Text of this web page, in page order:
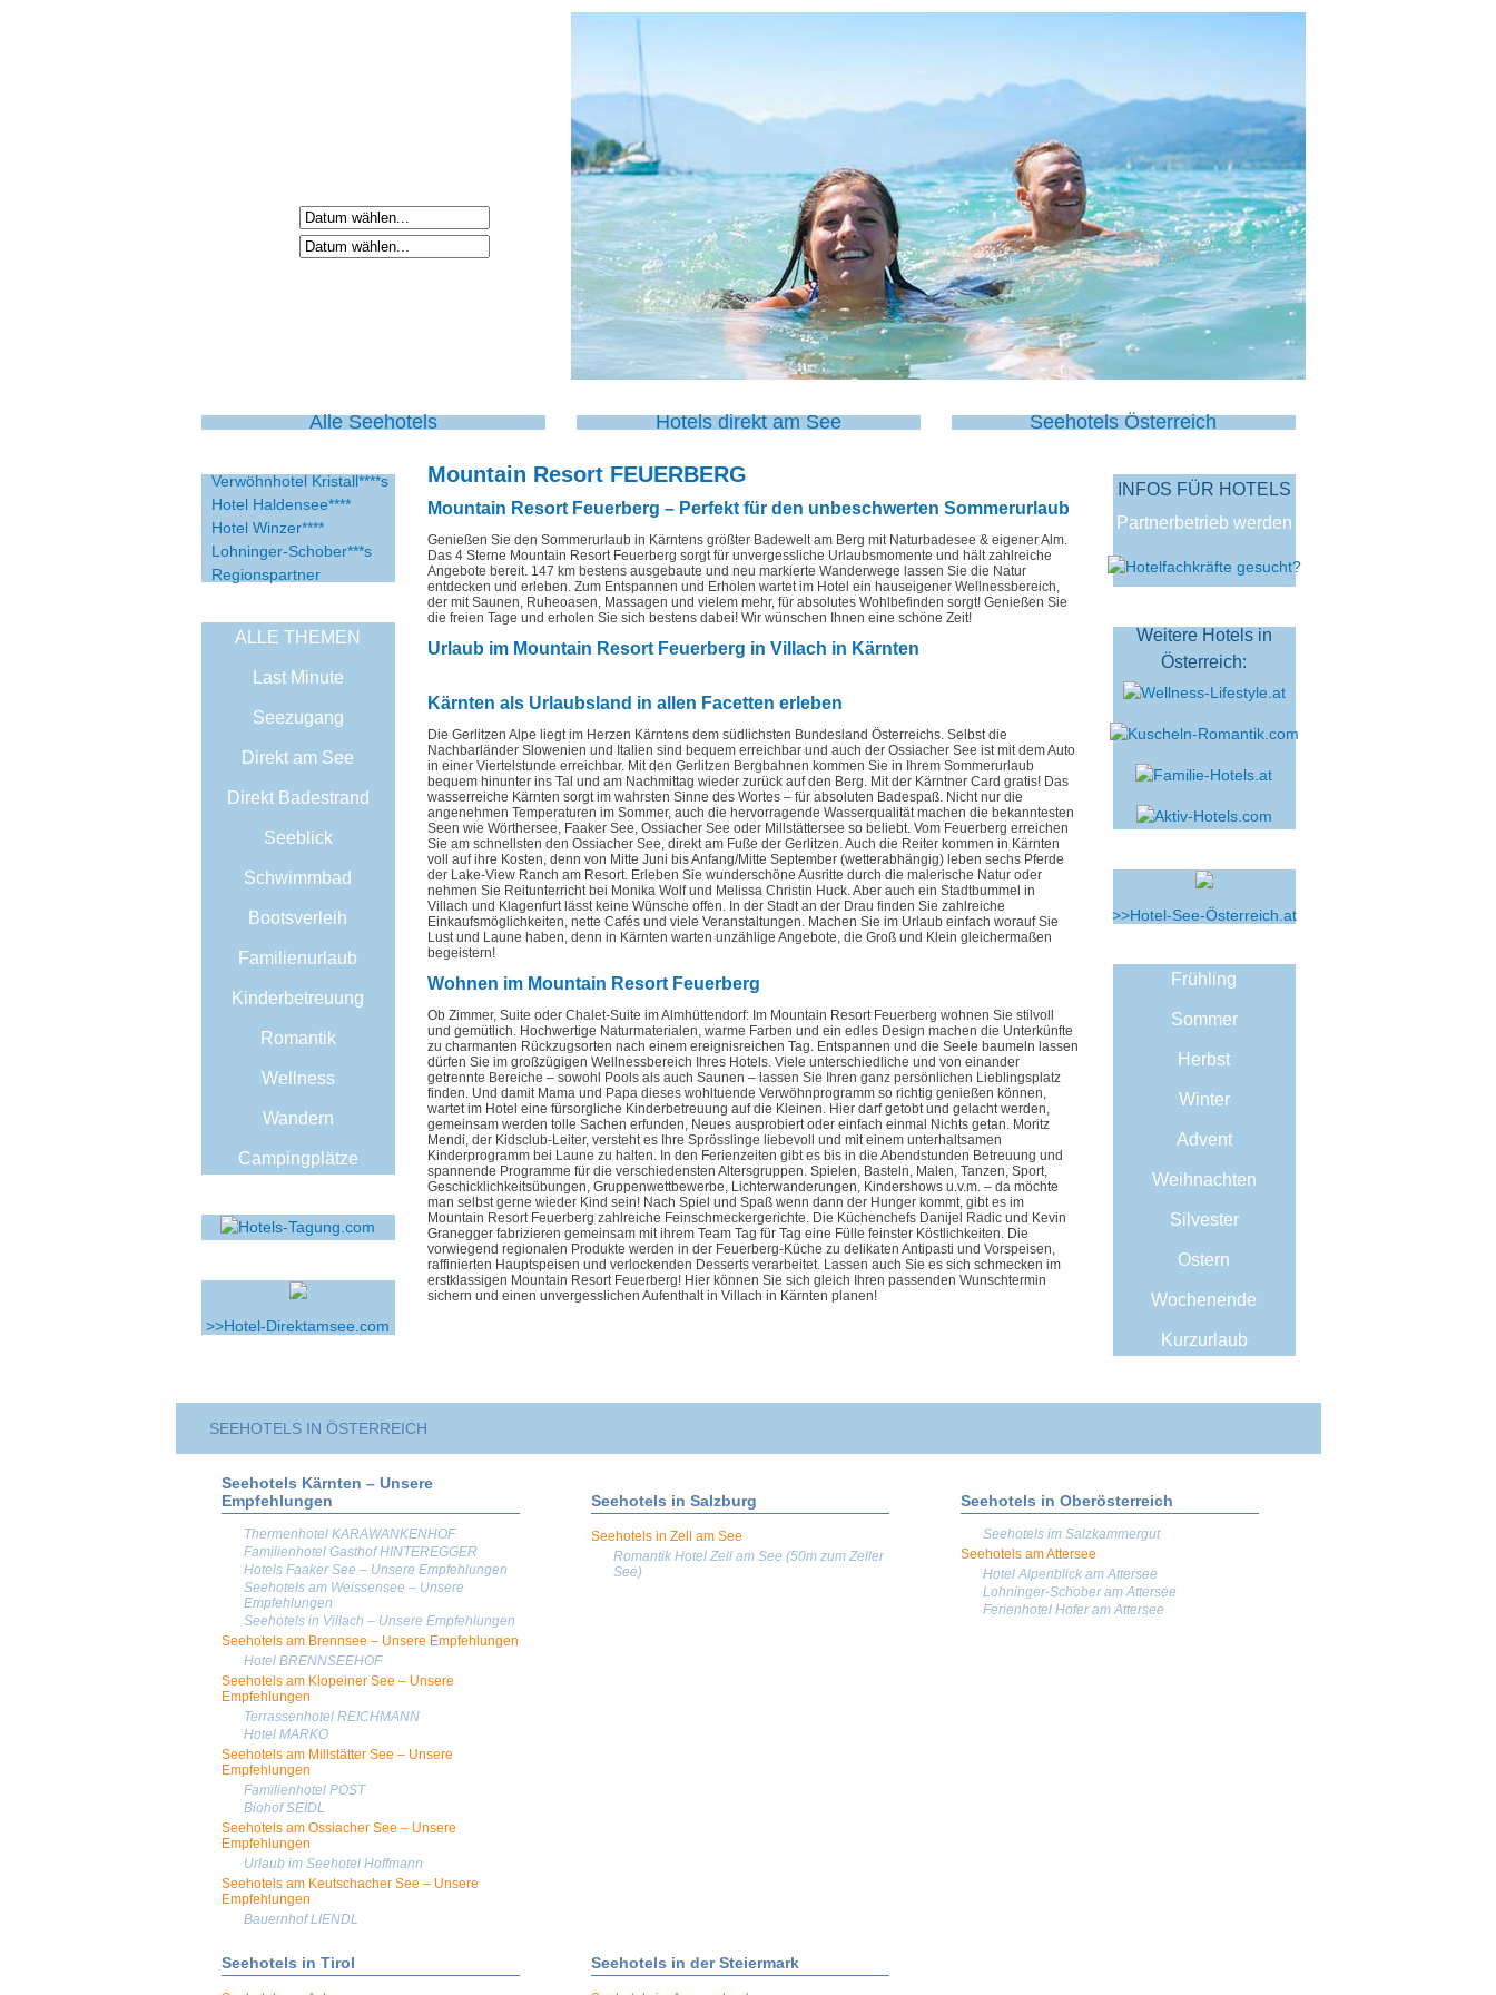
Alle Seehotels Hotels direkt am See Seehotels Österreich
Verwöhnhotel Kristall****s
Hotel Haldensee****
Hotel Winzer****
Lohninger-Schober***s
Regionspartner
ALLE THEMEN
Last Minute
Seezugang
Direkt am See
Direkt Badestrand
Seeblick
Schwimmbad
Bootsverleih
Familienurlaub
Kinderbetreuung
Romantik
Wellness
Wandern
Campingplätze
>>Hotel-Direktamsee.com
Mountain Resort FEUERBERG
Mountain Resort Feuerberg – Perfekt für den unbeschwerten Sommerurlaub
Genießen Sie den Sommerurlaub in Kärntens größter Badewelt am Berg mit Naturbadesee & eigener Alm.
Das 4 Sterne Mountain Resort Feuerberg sorgt für unvergessliche Urlaubsmomente und hält zahlreiche
Angebote bereit. 147 km bestens ausgebaute und neu markierte Wanderwege lassen Sie die Natur
entdecken und erleben. Zum Entspannen und Erholen wartet im Hotel ein hauseigener Wellnessbereich,
der mit Saunen, Ruheoasen, Massagen und vielem mehr, für absolutes Wohlbefinden sorgt! Genießen Sie
die freien Tage und erholen Sie sich bestens dabei! Wir wünschen Ihnen eine schöne Zeit!
Urlaub im Mountain Resort Feuerberg in Villach in Kärnten
Kärnten als Urlaubsland in allen Facetten erleben
Die Gerlitzen Alpe liegt im Herzen Kärntens dem südlichsten Bundesland Österreichs. Selbst die
Nachbarländer Slowenien und Italien sind bequem erreichbar und auch der Ossiacher See ist mit dem Auto
in einer Viertelstunde erreichbar. Mit den Gerlitzen Bergbahnen kommen Sie in Ihrem Sommerurlaub
bequem hinunter ins Tal und am Nachmittag wieder zurück auf den Berg. Mit der Kärntner Card gratis! Das
wasserreiche Kärnten sorgt im wahrsten Sinne des Wortes – für absoluten Badespaß. Nicht nur die
angenehmen Temperaturen im Sommer, auch die hervorragende Wasserqualität machen die bekanntesten
Seen wie Wörthersee, Faaker See, Ossiacher See oder Millstättersee so beliebt. Vom Feuerberg erreichen
Sie am schnellsten den Ossiacher See, direkt am Fuße der Gerlitzen. Auch die Reiter kommen in Kärnten
voll auf ihre Kosten, denn von Mitte Juni bis Anfang/Mitte September (wetterabhängig) leben sechs Pferde
der Lake-View Ranch am Resort. Erleben Sie wunderschöne Ausritte durch die malerische Natur oder
nehmen Sie Reitunterricht bei Monika Wolf und Melissa Christin Huck. Aber auch ein Stadtbummel in
Villach und Klagenfurt lässt keine Wünsche offen. In der Stadt an der Drau finden Sie zahlreiche
Einkaufsmöglichkeiten, nette Cafés und viele Veranstaltungen. Machen Sie im Urlaub einfach worauf Sie
Lust und Laune haben, denn in Kärnten warten unzählige Angebote, die Groß und Klein gleichermaßen
begeistern!
Wohnen im Mountain Resort Feuerberg
Ob Zimmer, Suite oder Chalet-Suite im Almhüttendorf: Im Mountain Resort Feuerberg wohnen Sie stilvoll
und gemütlich. Hochwertige Naturmaterialen, warme Farben und ein edles Design machen die Unterkünfte
zu charmanten Rückzugsorten nach einem ereignisreichen Tag. Entspannen und die Seele baumeln lassen
dürfen Sie im großzügigen Wellnessbereich Ihres Hotels. Viele unterschiedliche und von einander
getrennte Bereiche – sowohl Pools als auch Saunen – lassen Sie Ihren ganz persönlichen Lieblingsplatz
finden. Und damit Mama und Papa dieses wohltuende Verwöhnprogramm so richtig genießen können,
wartet im Hotel eine fürsorgliche Kinderbetreuung auf die Kleinen. Hier darf getobt und gelacht werden,
gemeinsam werden tolle Sachen erfunden, Neues ausprobiert oder einfach einmal Nichts getan. Moritz
Mendi, der Kidsclub-Leiter, versteht es Ihre Sprösslinge liebevoll und mit einem unterhaltsamen
Kinderprogramm bei Laune zu halten. In den Ferienzeiten gibt es bis in die Abendstunden Betreuung und
spannende Programme für die verschiedensten Altersgruppen. Spielen, Basteln, Malen, Tanzen, Sport,
Geschicklichkeitsübungen, Gruppenwettbewerbe, Lichterwanderungen, Kindershows u.v.m. – da möchte
man selbst gerne wieder Kind sein! Nach Spiel und Spaß wenn dann der Hunger kommt, gibt es im
Mountain Resort Feuerberg zahlreiche Feinschmeckergerichte. Die Küchenchefs Danijel Radic und Kevin
Granegger fabrizieren gemeinsam mit ihrem Team Tag für Tag eine Fülle feinster Köstlichkeiten. Die
vorwiegend regionalen Produkte werden in der Feuerberg-Küche zu delikaten Antipasti und Vorspeisen,
raffinierten Hauptspeisen und verlockenden Desserts verarbeitet. Lassen auch Sie es sich schmecken im
erstklassigen Mountain Resort Feuerberg! Hier können Sie sich gleich Ihren passenden Wunschtermin
sichern und einen unvergesslichen Aufenthalt in Villach in Kärnten planen!
INFOS FÜR HOTELS
Partnerbetrieb werden
Weitere Hotels in
Österreich:
>>Hotel-See-Österreich.at
Frühling
Sommer
Herbst
Winter
Advent
Weihnachten
Silvester
Ostern
Wochenende
Kurzurlaub
SEEHOTELS IN ÖSTERREICH
Seehotels Kärnten – Unsere
Empfehlungen
Thermenhotel KARAWANKENHOF
Familienhotel Gasthof HINTEREGGER
Hotels Faaker See – Unsere Empfehlungen
Seehotels am Weissensee – Unsere
Empfehlungen
Seehotels in Villach – Unsere Empfehlungen
Seehotels am Brennsee – Unsere Empfehlungen
Hotel BRENNSEEHOF
Seehotels am Klopeiner See – Unsere
Empfehlungen
Terrassenhotel REICHMANN
Hotel MARKO
Seehotels am Millstätter See – Unsere
Empfehlungen
Familienhotel POST
Biohof SEIDL
Seehotels am Ossiacher See – Unsere
Empfehlungen
Urlaub im Seehotel Hoffmann
Seehotels am Keutschacher See – Unsere
Empfehlungen
Bauernhof LIENDL
Seehotels in Salzburg
Seehotels in Zell am See
Romantik Hotel Zell am See (50m zum Zeller
See)
Seehotels in Oberösterreich
Seehotels im Salzkammergut
Seehotels am Attersee
Hotel Alpenblick am Attersee
Lohninger-Schober am Attersee
Ferienhotel Hofer am Attersee
Seehotels in Tirol Seehotels in der Steiermark